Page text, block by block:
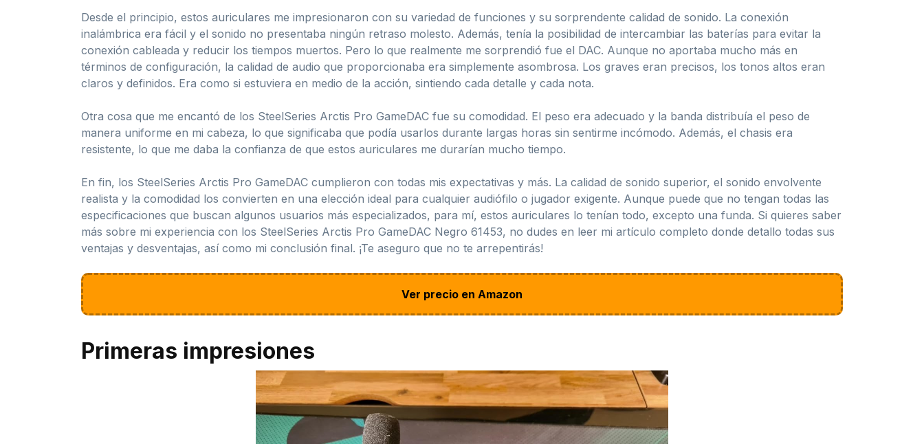
Desde el principio, estos auriculares me impresionaron con su variedad de funciones y su sorprendente calidad de sonido. La conexión
inalámbrica era fácil y el sonido no presentaba ningún retraso molesto. Además, tenía la posibilidad de intercambiar las baterías para evitar la
conexión cableada y reducir los tiempos muertos. Pero lo que realmente me sorprendió fue el DAC. Aunque no aportaba mucho más en
términos de configuración, la calidad de audio que proporcionaba era simplemente asombrosa. Los graves eran precisos, los tonos altos eran
claros y definidos. Era como si estuviera en medio de la acción, sintiendo cada detalle y cada nota.
Otra cosa que me encantó de los SteelSeries Arctis Pro GameDAC fue su comodidad. El peso era adecuado y la banda distribuía el peso de
manera uniforme en mi cabeza, lo que significaba que podía usarlos durante largas horas sin sentirme incómodo. Además, el chasis era
resistente, lo que me daba la confianza de que estos auriculares me durarían mucho tiempo.
En fin, los SteelSeries Arctis Pro GameDAC cumplieron con todas mis expectativas y más. La calidad de sonido superior, el sonido envolvente
realista y la comodidad los convierten en una elección ideal para cualquier audiófilo o jugador exigente. Aunque puede que no tengan todas las
especificaciones que buscan algunos usuarios más especializados, para mí, estos auriculares lo tenían todo, excepto una funda. Si quieres saber
más sobre mi experiencia con los SteelSeries Arctis Pro GameDAC Negro 61453, no dudes en leer mi artículo completo donde detallo todas sus
ventajas y desventajas, así como mi conclusión final. ¡Te aseguro que no te arrepentirás!
Ver precio en Amazon
Primeras impresiones